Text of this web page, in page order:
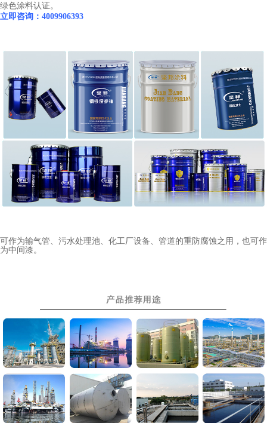
绿色涂料认证。
立即咨询：4009906393
可作为输气管、污水处理池、化工厂设备、管道的重防腐蚀之用，也可作
为中间漆。